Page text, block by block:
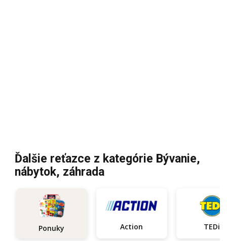
Ďalšie reťazce z kategórie Bývanie,
nábytok, záhrada
Ponuky Action TEDi